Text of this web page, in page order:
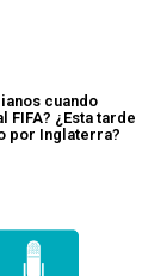
cuando
FIFA? ¿Esta tarde
por Inglaterra?